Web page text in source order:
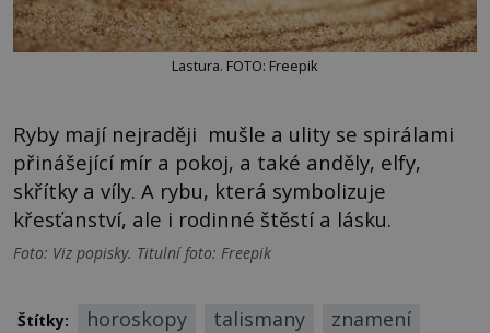
Lastura. FOTO: Freepik
Ryby mají nejraději mušle a ulity se spirálami
přinášející mír a pokoj, a také anděly, elfy,
skřítky a víly. A rybu, která symbolizuje
křesťanství, ale i rodinné štěstí a lásku.
Foto: Viz popisky. Titulní foto: Freepik
Štítky: horoskopy talismany znamení